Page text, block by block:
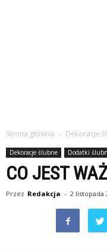
Strona główna Dekoracje
Dekoracje ślubne Dodatki
CO JEST
Przez Redakcja - 2 listopada